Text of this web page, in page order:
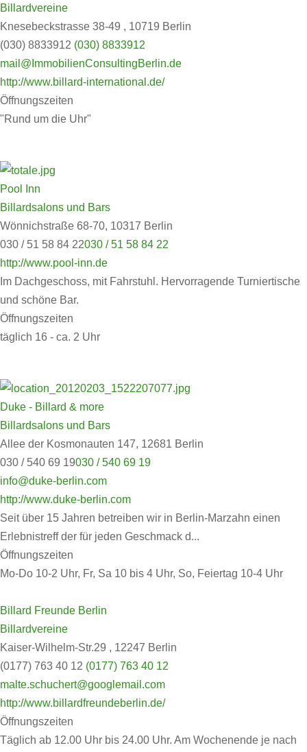
Billardvereine
Knesebeckstrasse 38-49 , 10719 Berlin
(030) 8833912 (030) 8833912
mail@ImmobilienConsultingBerlin.de
http://www.billard-international.de/
Öffnungszeiten
"Rund um die Uhr"
Pool Inn
Billardsalons und Bars
Wönnichstraße 68-70, 10317 Berlin
030 / 51 58 84 22030 / 51 58 84 22
http://www.pool-inn.de
Im Dachgeschoss, mit Fahrstuhl. Hervorragende Turniertische
und schöne Bar.
Öffnungszeiten
täglich 16 - ca. 2 Uhr
Duke - Billard & more
Billardsalons und Bars
Allee der Kosmonauten 147, 12681 Berlin
030 / 540 69 19030 / 540 69 19
info@duke-berlin.com
http://www.duke-berlin.com
Seit über 15 Jahren betreiben wir in Berlin-Marzahn einen
Erlebnistreff der für jeden Geschmack d...
Öffnungszeiten
Mo-Do 10-2 Uhr, Fr, Sa 10 bis 4 Uhr, So, Feiertag 10-4 Uhr
Billard Freunde Berlin
Billardvereine
Kaiser-Wilhelm-Str.29 , 12247 Berlin
(0177) 763 40 12 (0177) 763 40 12
malte.schuchert@googlemail.com
http://www.billardfreundeberlin.de/
Öffnungszeiten
Täglich ab 12.00 Uhr bis 24.00 Uhr. Am Wochenende je nach